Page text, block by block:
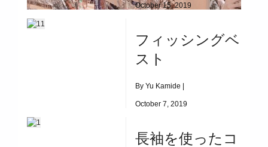
October 15, 2019
|2686
フィッシングベ
スト
By Yu Kamide |
October 7, 2019
|11873
長袖を使ったコ